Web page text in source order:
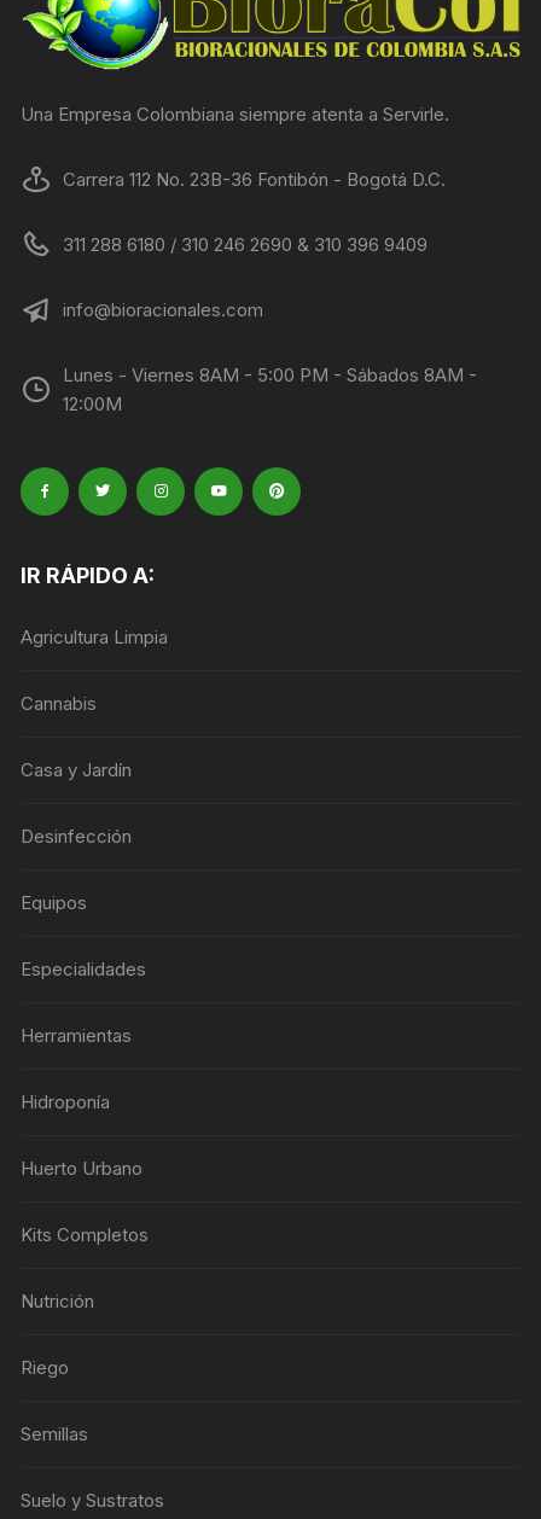
Una Empresa Colombiana siempre atenta a Servirle.
Carrera 112 No. 23B-36 Fontibón - Bogotá D.C.
311 288 6180 / 310 246 2690 & 310 396 9409
info@bioracionales.com
Lunes - Viernes 8AM - 5:00 PM - Sábados 8AM -
12:00M
IR RÁPIDO A:
Agricultura Limpia
Cannabis
Casa y Jardín
Desinfección
Equipos
Especialidades
Herramientas
Hidroponía
Huerto Urbano
Kits Completos
Nutrición
Riego
Semillas
Suelo y Sustratos